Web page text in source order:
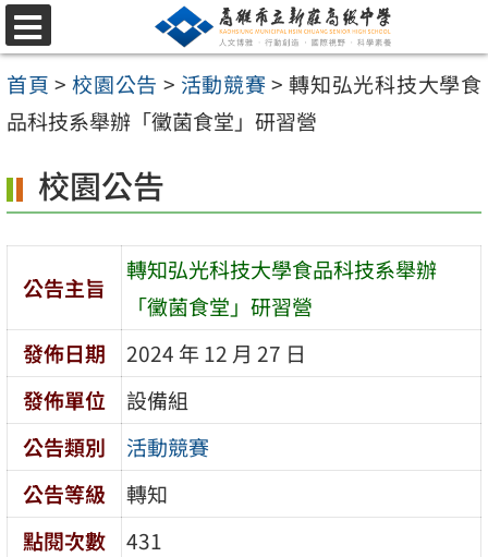
跳
至
主
要
容
區
選
單
首頁 > 校園公告 > 活動競賽 > 轉知弘光科技大學食
品科技系舉辦「黴菌食堂」研習營
校園公告
公告主旨
轉知弘光科技大學食品科技系舉辦
「黴菌食堂」研習營
發佈日期
2024 年 12 月 27 日
發佈單位
設備組
公告類別
活動競賽
公告等級
轉知
點閱次數
431